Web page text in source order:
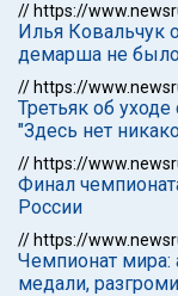
// https://
Илья Ковальчук
демарша не
// https://
Третьяк об
"Здесь нет
// https://
Финал
России
// https://
Чемпионат
медали,